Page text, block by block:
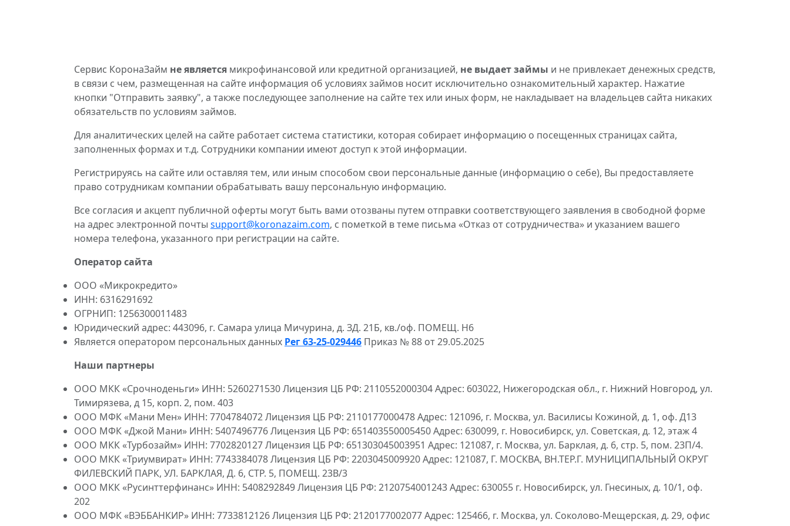
Сервис КоронаЗайм не является микрофинансовой или кредитной организацией, не выдает займы и не привлекает денежных средств,
в связи с чем, размещенная на сайте информация об условиях займов носит исключительно ознакомительный характер. Нажатие
кнопки "Отправить заявку", а также последующее заполнение на сайте тех или иных форм, не накладывает на владельцев сайта никаких
обязательств по условиям займов.
Для аналитических целей на сайте работает система статистики, которая собирает информацию о посещенных страницах сайта,
заполненных формах и т.д. Сотрудники компании имеют доступ к этой информации.
Регистрируясь на сайте или оставляя тем, или иным способом свои персональные данные (информацию о себе), Вы предоставляете
право сотрудникам компании обрабатывать вашу персональную информацию.
Все согласия и акцепт публичной оферты могут быть вами отозваны путем отправки соответствующего заявления в свободной форме
на адрес электронной почты support@koronazaim.com, с пометкой в теме письма «Отказ от сотрудничества» и указанием вашего
номера телефона, указанного при регистрации на сайте.
Оператор сайта
ООО «Микрокредито»
ИНН: 6316291692
ОГРНИП: 1256300011483
Юридический адрес: 443096, г. Самара улица Мичурина, д. ЗД. 21Б, кв./оф. ПОМЕЩ. Н6
Является оператором персональных данных Рег 63-25-029446 Приказ № 88 от 29.05.2025
Наши партнеры
ООО МКК «Срочноденьги» ИНН: 5260271530 Лицензия ЦБ РФ: 2110552000304 Адрес: 603022, Нижегородская обл., г. Нижний Новгород, ул.
Тимирязева, д 15, корп. 2, пом. 403
ООО МФК «Мани Мен» ИНН: 7704784072 Лицензия ЦБ РФ: 2110177000478 Адрес: 121096, г. Москва, ул. Василисы Кожиной, д. 1, оф. Д13
ООО МФК «Джой Мани» ИНН: 5407496776 Лицензия ЦБ РФ: 651403550005450 Адрес: 630099, г. Новосибирск, ул. Советская, д. 12, этаж 4
ООО МКК «Турбозайм» ИНН: 7702820127 Лицензия ЦБ РФ: 651303045003951 Адрес: 121087, г. Москва, ул. Барклая, д. 6, стр. 5, пом. 23П/4.
ООО МКК «Триумвират» ИНН: 7743384078 Лицензия ЦБ РФ: 2203045009920 Адрес: 121087, Г. МОСКВА, ВН.ТЕР.Г. МУНИЦИПАЛЬНЫЙ ОКРУГ
ФИЛЕВСКИЙ ПАРК, УЛ. БАРКЛАЯ, Д. 6, СТР. 5, ПОМЕЩ. 23В/3
ООО МКК «Русинттерфинанс» ИНН: 5408292849 Лицензия ЦБ РФ: 2120754001243 Адрес: 630055 г. Новосибирск, ул. Гнесиных, д. 10/1, оф.
202
ООО МФК «ВЭББАНКИР» ИНН: 7733812126 Лицензия ЦБ РФ: 2120177002077 Адрес: 125466, г. Москва, ул. Соколово-Мещерская, д. 29, офис